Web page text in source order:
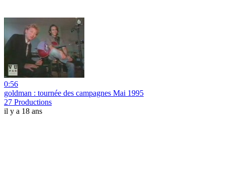
0:56
goldman : tournée des campagnes Mai 1995
27 Productions
il y a 18 ans